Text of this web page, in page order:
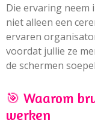
Die ervaring neem
niet alleen een
ervaren
voordat jullie ze
de schermen
🎯 Waarom
werken